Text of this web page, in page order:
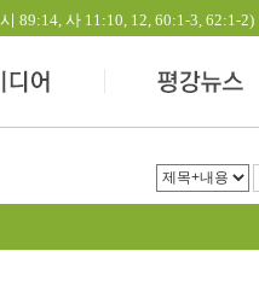
89:14, 사 11:10, 12, 60:1-3, 62:1-2)